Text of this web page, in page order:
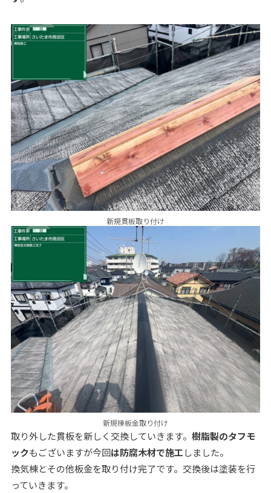
新規貫板取り付け
新規棟板金取り付け
取り外した貫板を新しく交換していきます。 樹脂製のタフモ
ックもございますが今回は防腐木材で施工しました。
換気棟とその他板金を取り付け完了です。交換後は塗装を行
っていきます。